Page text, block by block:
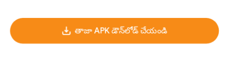
తాజా APK డౌన్‌లోడ్ చేయండి